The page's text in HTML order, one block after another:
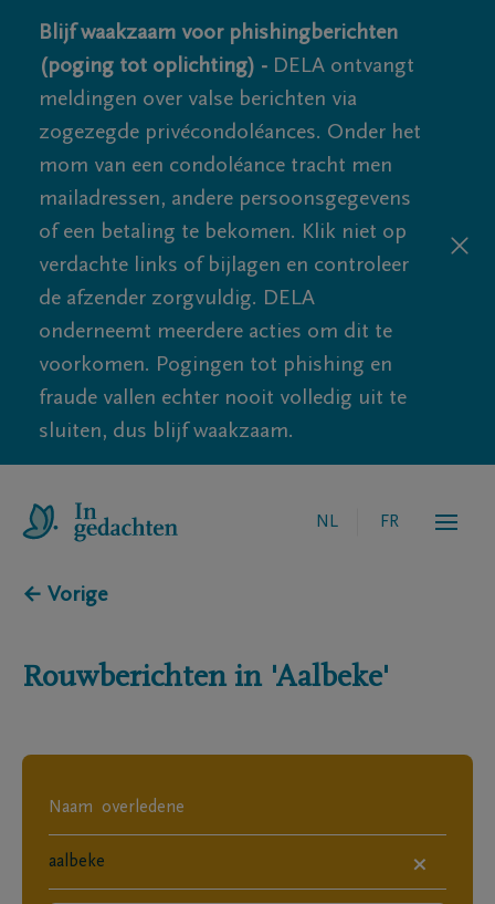
Blijf waakzaam voor phishingberichten
(poging tot oplichting) - DELA ontvangt
meldingen over valse berichten via
zogezegde privécondoléances. Onder het
mom van een condoléance tracht men
mailadressen, andere persoonsgegevens
of een betaling te bekomen. Klik niet op
verdachte links of bijlagen en controleer
de afzender zorgvuldig. DELA
onderneemt meerdere acties om dit te
voorkomen. Pogingen tot phishing en
fraude vallen echter nooit volledig uit te
sluiten, dus blijf waakzaam.
NL FR
← Vorige
Rouwberichten in 'Aalbeke'
×